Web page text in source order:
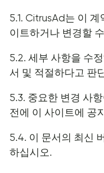
5.1. CitrusAd는 이
이트하거나 변경할
5.2. 세부 사항을 수
서 및 적절하다고 판
5.3. 중요한 변경 사
전에 이 사이트에 공
5.4. 이 문서의 최신
하십시오.